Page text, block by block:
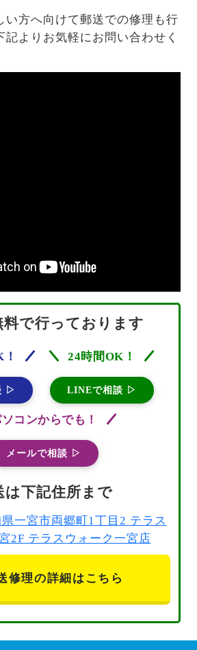
い方へ向けて郵送での修理も行
記よりお気軽にお問い合わせく
料で行っております
▷
24時間OK！
LINEで相談 ▷
コンからでも！
メールで相談 ▷
は下記住所まで
一宮市両郷町1丁目2 テラス
2F テラスウォーク一宮店
修理の詳細はこちら